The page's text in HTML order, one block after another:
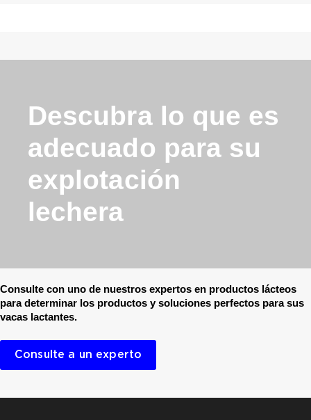
Descubra lo que es
adecuado para su
explotación
lechera
Consulte con uno de nuestros expertos en productos lácteos
para determinar los productos y soluciones perfectos para sus
vacas lactantes.
Consulte a un experto